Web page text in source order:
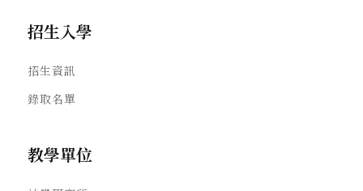
招生入學
招生資訊
錄取名單
教學單位